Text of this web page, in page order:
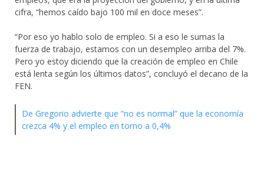
cifra, “hemos caído bajo 100 mil en doce meses”.
“Por eso yo hablo solo de empleo. Si a eso le sumas la
fuerza de trabajo, estamos con un desempleo arriba del 7%.
Pero yo estoy diciendo que la creación de empleo en Chile
está lenta según los últimos datos”, concluyó el decano de la
FEN.
De Gregorio advierte que “no es normal” que la economía
crezca 4% y el empleo en torno a 0,4%